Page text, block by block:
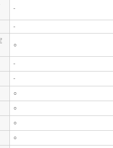
-
-
○
-
-
○
○
○
○